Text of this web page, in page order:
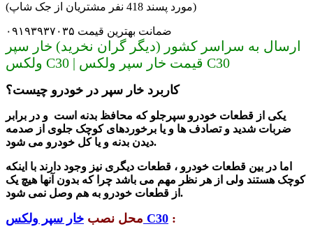
(مورد پسند 418 نفر مشتریان از جک شاپ)
ضمانت بهترین قیمت ۰۹۱۹۳۹۳۷۰۳۵
ارسال به سراسر کشور (دیگر گران نخرید) خار سپر
ولکس C30 | قیمت خار سپر ولکس C30
کاربرد خار سپر در خودرو چیست؟
یکی از قطعات خودرو سپرجلو که محافظ بدنه است و در برابر
ضربات شدید و تصادف ها و یا برخوردهای کوچک جلوی از صدمه
دیدن بدنه و یا کل خودرو می شود.
اما در بین قطعات خودرو ، قطعات دیگری نیز وجود دارند با اینکه
کوچک هستند ولی از هر نظر مهم می باشد چرا که بدون آنها هیچ یک
از قطعات خودرو به هم وصل نمی شود.
محل نصب خار سپر ولکس C30 :